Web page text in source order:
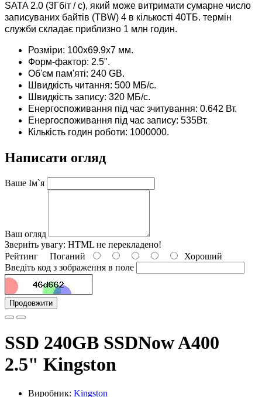
SATA 2.0 (3Гбіт / с), який може витримати сумарне число
записуваних байтів (TBW) 4 в кількості 40ТБ. термін
служби складає приблизно 1 млн годин.
Розміри: 100х69.9х7 мм.
Форм-фактор: 2.5".
Об'єм пам'яті: 240 GB.
Швидкість читання: 500 МБ/с.
Швидкість запису: 320 МБ/с.
Енергоспоживання під час зчитування: 0.642 Вт.
Енергоспоживання під час запису: 535Вт.
Кількість годин роботи: 1000000.
Написати огляд
Ваше Ім`я
Ваш огляд
Зверніть увагу: HTML не перекладено!
Рейтинг Поганий
Хороший
Введіть код з зображення в поле
Продовжити
SSD 240GB SSDNow A400
2.5" Kingston
Виробник: Kingston